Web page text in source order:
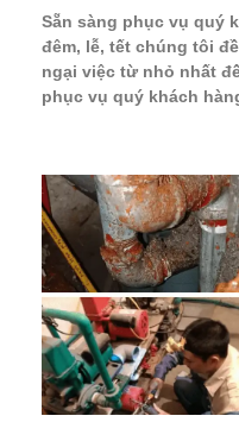
Sẵn sàng phục vụ quý
đêm, lễ, tết chúng tôi
ngại việc từ nhỏ nhất
phục vụ quý khách